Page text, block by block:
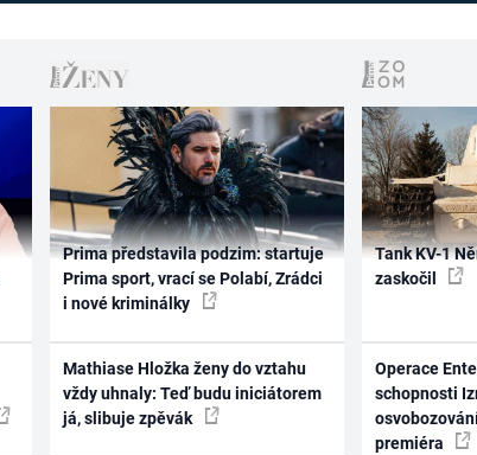
Prima představila podzim: startuje
Prima sport, vrací se Polabí, Zrádci
i nové kriminálky
Mathiase Hložka ženy do vztahu
vždy uhnaly: Teď budu iniciátorem
já, slibuje zpěvák
Tank KV-1
zaskočil
Operace
schopnosti
premiéra